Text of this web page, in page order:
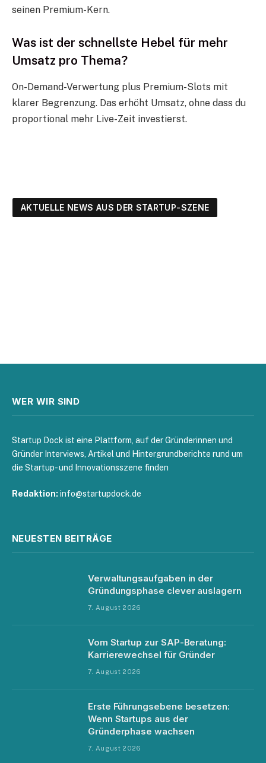
seinen Premium-Kern.
Was ist der schnellste Hebel für mehr
Umsatz pro Thema?
On-Demand-Verwertung plus Premium-Slots mit
klarer Begrenzung. Das erhöht Umsatz, ohne dass du
proportional mehr Live-Zeit investierst.
AKTUELLE NEWS AUS DER STARTUP-SZENE
WER WIR SIND
Startup Dock ist eine Plattform, auf der Gründerinnen und
Gründer Interviews, Artikel und Hintergrundberichte rund um
die Startup- und Innovationsszene finden
Redaktion: info@startupdock.de
NEUESTEN BEITRÄGE
Verwaltungsaufgaben in der
Gründungsphase clever auslagern
7. August 2026
Vom Startup zur SAP-Beratung:
Karrierewechsel für Gründer
7. August 2026
Erste Führungsebene besetzen:
Wenn Startups aus der
Gründerphase wachsen
7. August 2026